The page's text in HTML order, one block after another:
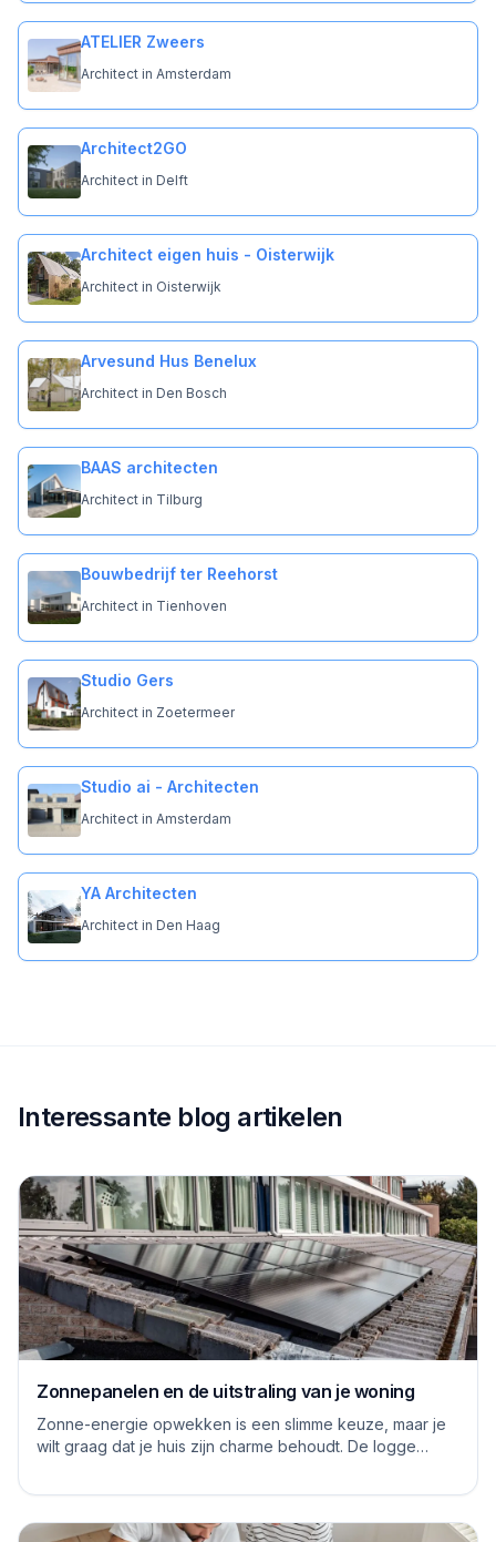
ATELIER Zweers
Architect in Amsterdam
Architect2GO
Architect in Delft
Architect eigen huis - Oisterwijk
Architect in Oisterwijk
Arvesund Hus Benelux
Architect in Den Bosch
BAAS architecten
Architect in Tilburg
Bouwbedrijf ter Reehorst
Architect in Tienhoven
Studio Gers
Architect in Zoetermeer
Studio ai - Architecten
Architect in Amsterdam
YA Architecten
Architect in Den Haag
Interessante blog artikelen
Zonnepanelen en de uitstraling van je woning
Zonne-energie opwekken is een slimme keuze, maar je
wilt graag dat je huis zijn charme behoudt. De logge